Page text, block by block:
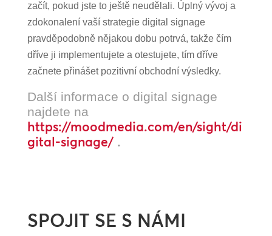
začít, pokud jste to ještě neudělali. Úplný vývoj a
zdokonalení vaší strategie digital signage
pravděpodobně nějakou dobu potrvá, takže čím
dříve ji implementujete a otestujete, tím dříve
začnete přinášet pozitivní obchodní výsledky.
Další informace o digital signage
najdete na
https://moodmedia.com/en/sight/di
gital-signage/ .
SPOJIT SE S NÁMI